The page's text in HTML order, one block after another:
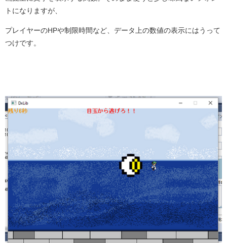
トになりますが、
プレイヤーのHPや制限時間など、データ上の数値の表示にはうって
つけです。